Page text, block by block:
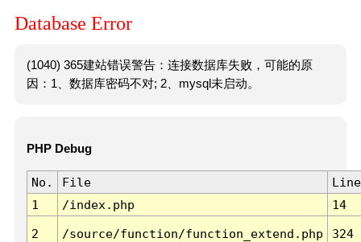
Database Error
(1040) 365建站错误警告：连接数据库失败，可能的原
因：1、数据库密码不对; 2、mysql未启动。
PHP Debug
No. File
Line
1
/index.php 14
2 /source/function/function_extend.php 324